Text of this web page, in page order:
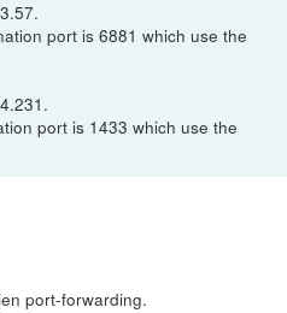
port is 6881 which use the
port is 1433 which use the
port-forwarding.